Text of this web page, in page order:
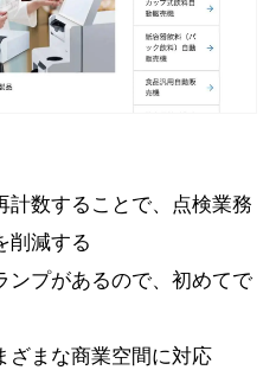
計数することで、点検業務
削減する
ンプがあるので、初めてで
ざまな商業空間に対応